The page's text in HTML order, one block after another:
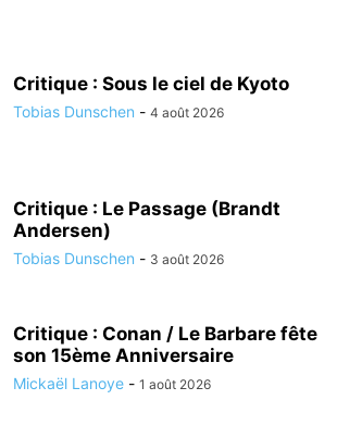
Critique : Sous le ciel de Kyoto
Tobias Dunschen - 4 août 2026
Critique : Le Passage (Brandt
Andersen)
Tobias Dunschen - 3 août 2026
Critique : Conan / Le Barbare fête
son 15ème Anniversaire
Mickaël Lanoye - 1 août 2026